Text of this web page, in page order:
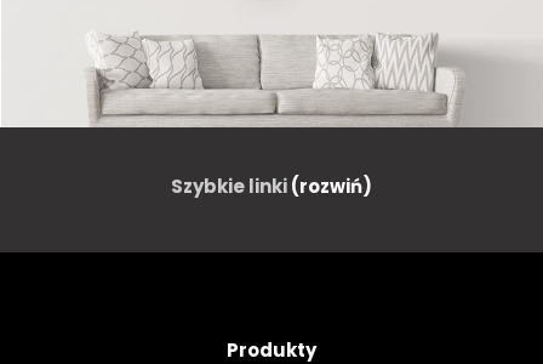
Szybkie linki(rozwiń)
Produkty